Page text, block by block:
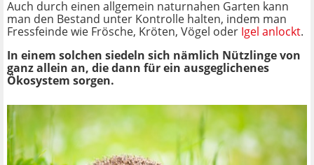
Auch durch einen allgemein naturnahen Garten kann
man den Bestand unter Kontrolle halten, indem man
Fressfeinde wie Frösche, Kröten, Vögel oder Igel anlockt.
In einem solchen siedeln sich nämlich Nützlinge von
ganz allein an, die dann für ein ausgeglichenes
Ökosystem sorgen.